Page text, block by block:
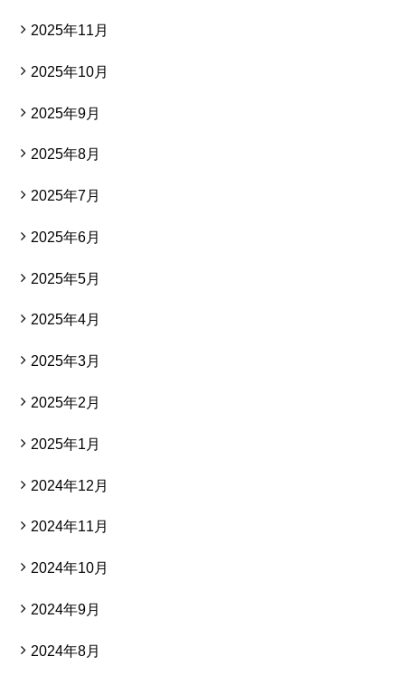
2025年11月
2025年10月
2025年9月
2025年8月
2025年7月
2025年6月
2025年5月
2025年4月
2025年3月
2025年2月
2025年1月
2024年12月
2024年11月
2024年10月
2024年9月
2024年8月